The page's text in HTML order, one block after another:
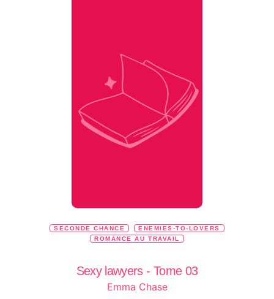
SECONDE CHANCE
ENEMIES-TO-LOVERS
ROMANCE AU TRAVAIL
Sexy lawyers - Tome 03
Emma Chase